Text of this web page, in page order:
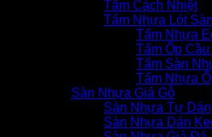
Tấm Cách Nhiệt
Tấm Nhựa Lót Sàn
Tấm Nhựa
Tấm Ốp
Tấm Sàn
Tấm Nhựa
Sàn Nhựa Giả Gỗ
Sàn Nhựa Tự Dán
Sàn Nhựa Dán